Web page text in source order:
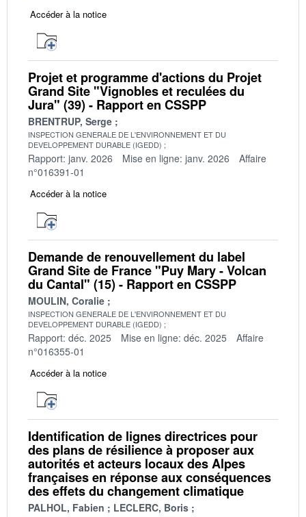
Accéder à la notice
Projet et programme d'actions du Projet
Grand Site "Vignobles et reculées du
Jura" (39) - Rapport en CSSPP
BRENTRUP, Serge
INSPECTION GENERALE DE L'ENVIRONNEMENT ET DU
DEVELOPPEMENT DURABLE (IGEDD)
Rapport: janv. 2026 Mise en ligne: janv. 2026
Affaire
n°016391-01
Accéder à la notice
Demande de renouvellement du label
Grand Site de France "Puy Mary - Volcan
du Cantal" (15) - Rapport en CSSPP
MOULIN, Coralie
INSPECTION GENERALE DE L'ENVIRONNEMENT ET DU
DEVELOPPEMENT DURABLE (IGEDD)
Rapport: déc. 2025 Mise en ligne: déc. 2025
Affaire
n°016355-01
Accéder à la notice
Identification de lignes directrices pour
des plans de résilience à proposer aux
autorités et acteurs locaux des Alpes
françaises en réponse aux conséquences
des effets du changement climatique
PALHOL, Fabien
LECLERC, Boris